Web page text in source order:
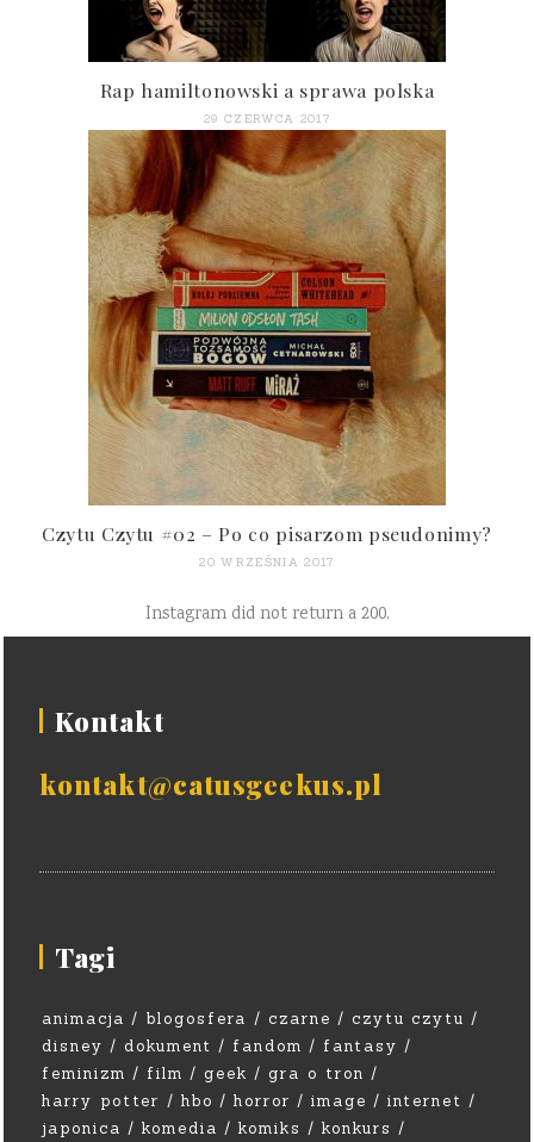
Rap hamiltonowski a sprawa polska
29 CZERWCA 2017
Czytu Czytu #02 – Po co pisarzom pseudonimy?
20 WRZEŚNIA 2017
Instagram did not return a 200.
Kontakt
kontakt@catusgeekus.pl
Tagi
animacja blogosfera czarne
czytu czytu
disney
dokument fandom
fantasy
feminizm
film geek
gra o tron
harry potter
hbo horror image
internet
japonica
komedia komiks
konkurs